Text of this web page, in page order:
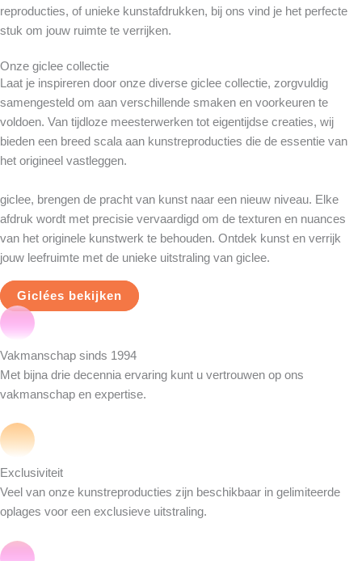
reproducties, of unieke kunstafdrukken, bij ons vind je het perfecte
stuk om jouw ruimte te verrijken.
Onze giclee collectie
Laat je inspireren door onze diverse giclee collectie, zorgvuldig
samengesteld om aan verschillende smaken en voorkeuren te
voldoen. Van tijdloze meesterwerken tot eigentijdse creaties, wij
bieden een breed scala aan kunstreproducties die de essentie van
het origineel vastleggen.
giclee, brengen de pracht van kunst naar een nieuw niveau. Elke
afdruk wordt met precisie vervaardigd om de texturen en nuances
van het originele kunstwerk te behouden. Ontdek kunst en verrijk
jouw leefruimte met de unieke uitstraling van giclee.
Giclées bekijken
Vakmanschap sinds 1994
Met bijna drie decennia ervaring kunt u vertrouwen op ons
vakmanschap en expertise.
Exclusiviteit
Veel van onze kunstreproducties zijn beschikbaar in gelimiteerde
oplages voor een exclusieve uitstraling.